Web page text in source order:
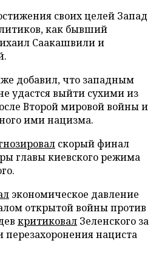
своих целей Запад
как бывший
Саакашвили и
добавил, что западным
удастся выйти сухими из
Второй мировой войны и
ими нацизма.
скорый финал
главы киевского режима
экономическое давление
открытой войны против
критиковал Зеленского за
перезахоронения нациста